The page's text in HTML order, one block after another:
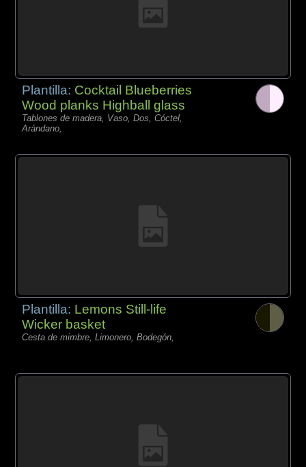
Plantilla: Cocktail Blueberries
Wood planks Highball glass
Tablones de madera, Vaso, Dos, Cóctel,
Arándano,
Plantilla: Lemons Still-life
Wicker basket
Cesta de mimbre, Limonero, Bodegón,